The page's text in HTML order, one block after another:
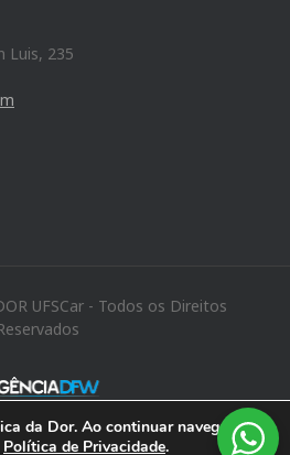
Luis, 235
UFSCar - Todos os Direitos
da Dor. Ao continuar navegando
Política de Privacidade.